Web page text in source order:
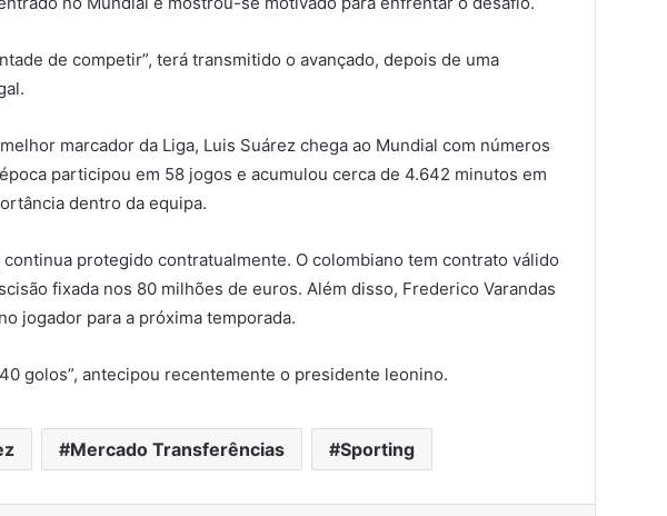
de competir”, terá transmitido o avançado, depois de uma
marcador da Liga, Luis Suárez chega ao Mundial com números
participou em 58 jogos e acumulou cerca de 4.642 minutos em
dentro da equipa.
protegido contratualmente. O colombiano tem contrato válido
fixada nos 80 milhões de euros. Além disso, Frederico Varandas
jogador para a próxima temporada.
golos”, antecipou recentemente o presidente leonino.
Mercado Transferências Sporting